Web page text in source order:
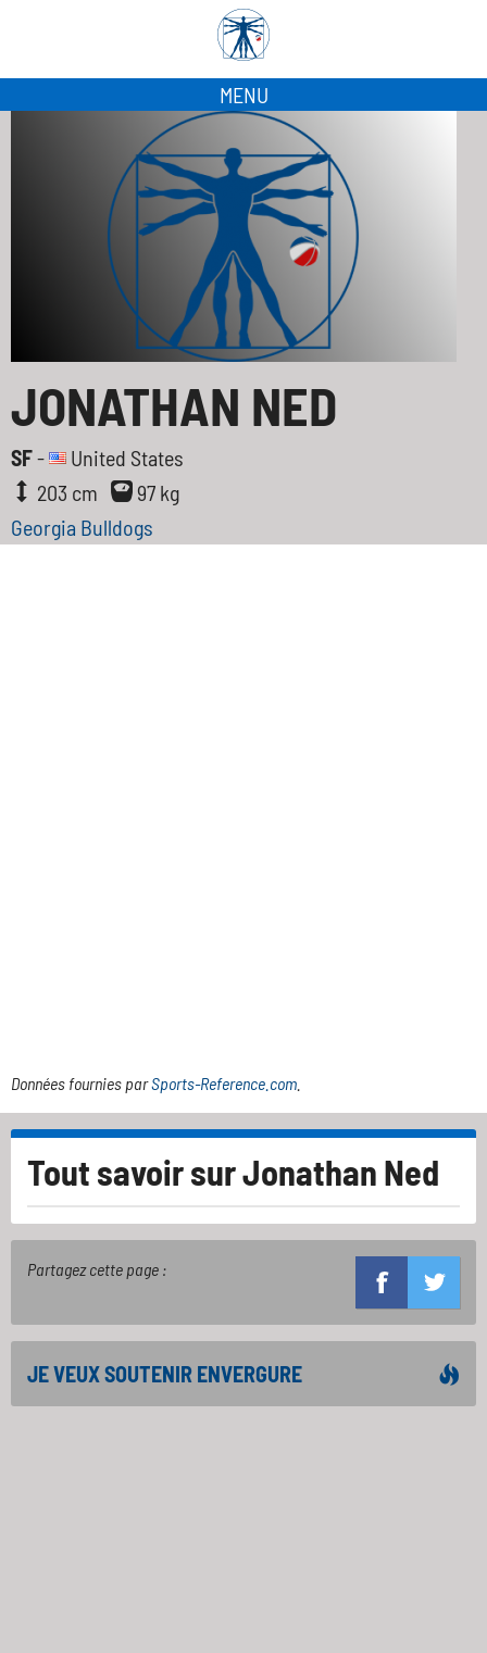
MENU
JONATHAN NED
SF-
United States
203 cm
97 kg
Georgia Bulldogs
Données fournies parSports-Reference.com
Tout savoir surJonathan Ned
Partagez cette page :
JE VEUX SOUTENIR ENVERGURE